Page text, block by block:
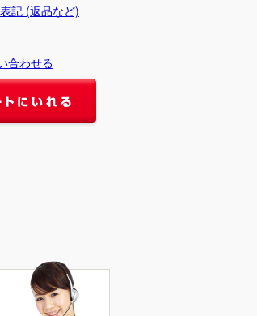
記 (返品など)
合わせる